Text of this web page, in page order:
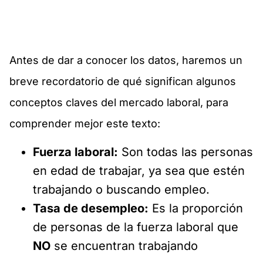
Antes de dar a conocer los datos, haremos un
breve recordatorio de qué significan algunos
conceptos claves del mercado laboral, para
comprender mejor este texto:
Fuerza laboral: Son todas las personas
en edad de trabajar, ya sea que estén
trabajando o buscando empleo.
Tasa de desempleo: Es la proporción
de personas de la fuerza laboral que
NO se encuentran trabajando